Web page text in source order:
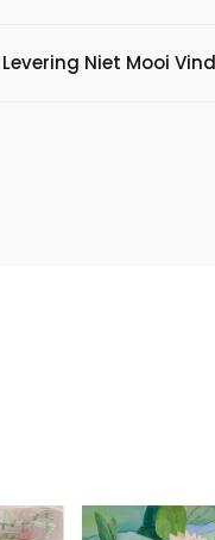
Niet Mooi